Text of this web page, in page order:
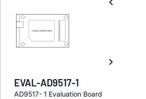
EVAL-AD9517-1
AD9517- 1 Evaluation Board